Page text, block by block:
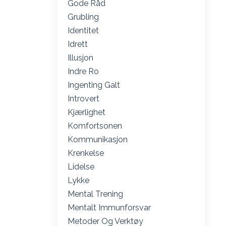
Gode Råd
Grubling
Identitet
Idrett
Illusjon
Indre Ro
Ingenting Galt
Introvert
Kjærlighet
Komfortsonen
Kommunikasjon
Krenkelse
Lidelse
Lykke
Mental Trening
Mentalt Immunforsvar
Metoder Og Verktøy